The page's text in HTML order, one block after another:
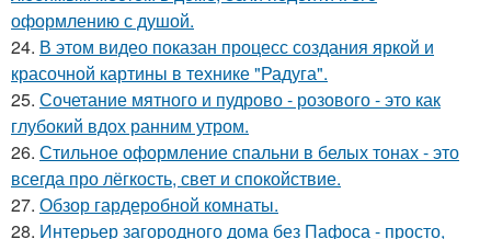
оформлению с душой.
24. В этом видео показан процесс создания яркой и
красочной картины в технике "Радуга".
25. Сочетание мятного и пудрово - розового - это как
глубокий вдох ранним утром.
26. Стильное оформление спальни в белых тонах - это
всегда про лёгкость, свет и спокойствие.
27. Обзор гардеробной комнаты.
28. Интерьер загородного дома без Пафоса - просто,